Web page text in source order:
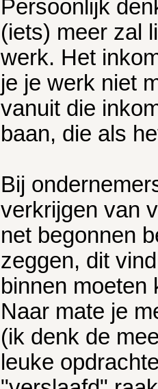
Persoonlijk
(iets) meer zal
werk. Het
je je werk niet
vanuit die
baan, die als
Bij
verkrijgen van
net begonnen
zeggen, dit
binnen moeten
Naar mate je
(ik denk de
leuke